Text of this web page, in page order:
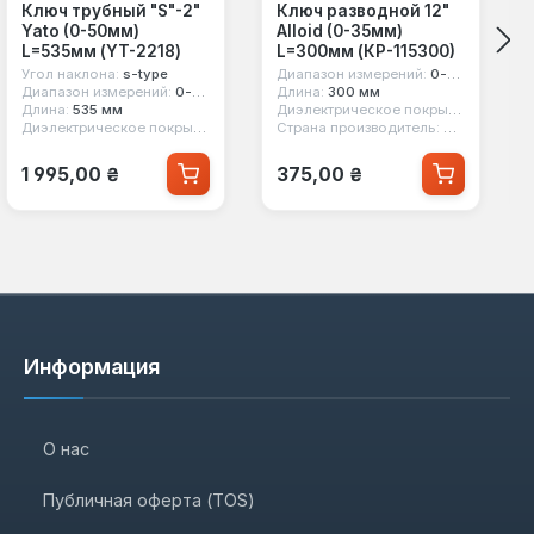
Ключ трубный "S"-2"
Yato (0-50мм)
L=535мм (YT-2218)
Угол наклона: s-type
Диапазон измерений: 0-50 мм
Длина: 535 мм
Диэлектрическое покрытие:
Обычная цена:
1 995,00 ₴
Ключ разводной 12"
Alloid (0-35мм)
L=300мм (КР-115300)
Диапазон измерений: 0-35 мм
Длина: 300 мм
Диэлектрическое покрытие:
Страна производитель: Китай
Обычная цена:
375,00 ₴
Информация
О нас
Публичная оферта (TOS)